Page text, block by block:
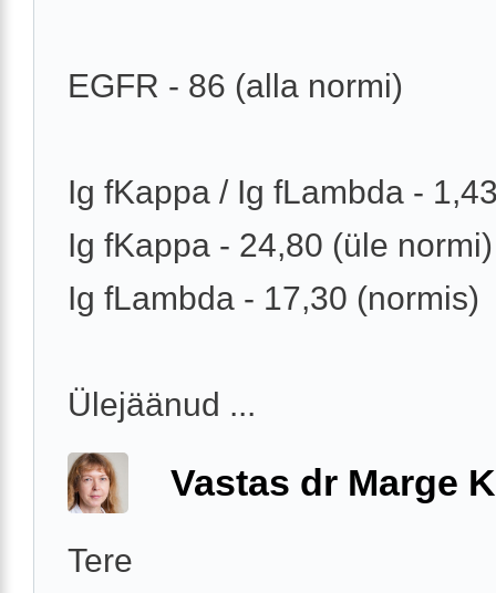
EGFR - 86 (alla normi)
Ig fKappa / Ig fLambda -
Ig fKappa - 24,80 (üle normi)
Ig fLambda - 17,30 (normis)
Ülejäänud ...
Vastas dr Marge
Tere